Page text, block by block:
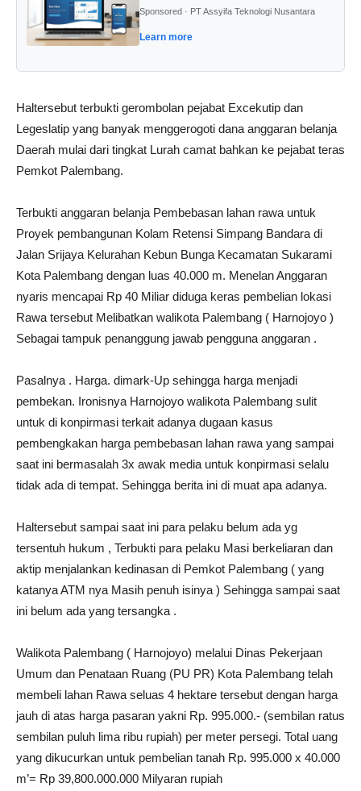
Sponsored · PT Assyifa Teknologi Nusantara
Learn more
Haltersebut terbukti gerombolan pejabat Excekutip dan
Legeslatip yang banyak menggerogoti dana anggaran belanja
Daerah mulai dari tingkat Lurah camat bahkan ke pejabat teras
Pemkot Palembang.
Terbukti anggaran belanja Pembebasan lahan rawa untuk
Proyek pembangunan Kolam Retensi Simpang Bandara di
Jalan Srijaya Kelurahan Kebun Bunga Kecamatan Sukarami
Kota Palembang dengan luas 40.000 m. Menelan Anggaran
nyaris mencapai Rp 40 Miliar diduga keras pembelian lokasi
Rawa tersebut Melibatkan walikota Palembang ( Harnojoyo )
Sebagai tampuk penanggung jawab pengguna anggaran .
Pasalnya . Harga. dimark-Up sehingga harga menjadi
pembekan. Ironisnya Harnojoyo walikota Palembang sulit
untuk di konpirmasi terkait adanya dugaan kasus
pembengkakan harga pembebasan lahan rawa yang sampai
saat ini bermasalah 3x awak media untuk konpirmasi selalu
tidak ada di tempat. Sehingga berita ini di muat apa adanya.
Haltersebut sampai saat ini para pelaku belum ada yg
tersentuh hukum , Terbukti para pelaku Masi berkeliaran dan
aktip menjalankan kedinasan di Pemkot Palembang ( yang
katanya ATM nya Masih penuh isinya ) Sehingga sampai saat
ini belum ada yang tersangka .
Walikota Palembang ( Harnojoyo) melalui Dinas Pekerjaan
Umum dan Penataan Ruang (PU PR) Kota Palembang telah
membeli lahan Rawa seluas 4 hektare tersebut dengan harga
jauh di atas harga pasaran yakni Rp. 995.000.- (sembilan ratus
sembilan puluh lima ribu rupiah) per meter persegi. Total uang
yang dikucurkan untuk pembelian tanah Rp. 995.000 x 40.000
m’= Rp 39,800.000.000 Milyaran rupiah